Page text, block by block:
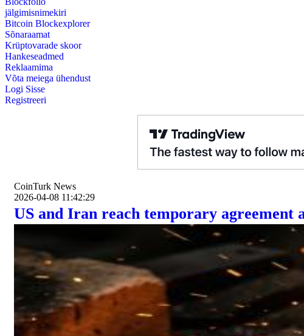
jälgimisnimekiri
Bitcoin Blockexplorer
Sõnaraamat
Krüptovarade skoor
Hankeseadmed
Reklaamima
Võta meiega ühendust
Logi Sisse
Registreeri
CoinTurk News
2026-04-08 11:42:29
US and Iran reach temporary agreement